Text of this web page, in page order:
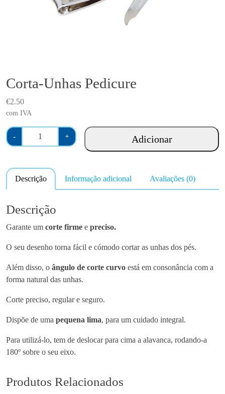
Corta-Unhas Pedicure
€2.50
com IVA
-
Q
u
n
i
d
a
d
d
e
C
r
a
-
U
a
+ Adicionar
Descrição Informação adicional Avaliações (0)
Descrição
Garante um corte firme e preciso.
O seu desenho torna fácil e cómodo cortar as unhas dos pés.
Além disso, o ângulo de corte curvo está em consonância com a
forma natural das unhas.
Corte preciso, regular e seguro.
Dispõe de uma pequena lima, para um cuidado integral.
Para utilizá-lo, tem de deslocar para cima a alavanca, rodando-a
180º sobre o seu eixo.
Produtos Relacionados